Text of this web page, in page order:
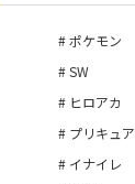
ポケモン
SW
ヒロアカ
プリキュア
イナイレ
カートへ進む